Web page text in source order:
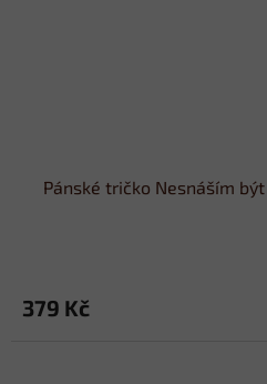
Pánské tričko Nesnáším
379 Kč